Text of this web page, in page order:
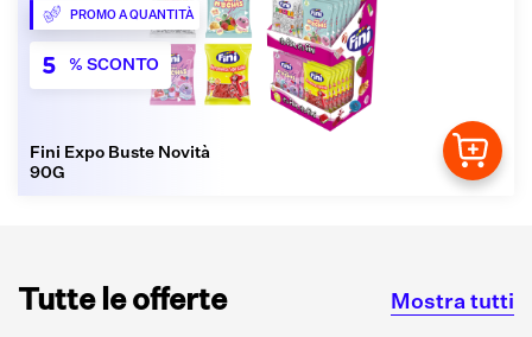
PROMO A QUANTITÀ
5 % SCONTO
Fini Expo Buste Novità
90G
Tutte le offerte Mostra tutti